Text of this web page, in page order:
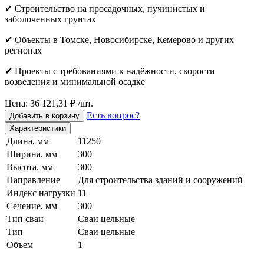
✔ Строительство на просадочных, пучинистых и
заболоченных грунтах
✔ Объекты в Томске, Новосибирске, Кемерово и других
регионах
✔ Проекты с требованиями к надёжности, скорости
возведения и минимальной осадке
Цена: 36 121,31 ₽ /шт.
Добавить в корзину Есть вопрос?
Характеристики
Длина, мм
11250
Ширина, мм
300
Высота, мм
300
Направление
Для строительства зданий и сооружений
Индекс нагрузки 11
Сечение, мм
300
Тип сваи
Сваи цельные
Тип
Сваи цельные
Объем
1